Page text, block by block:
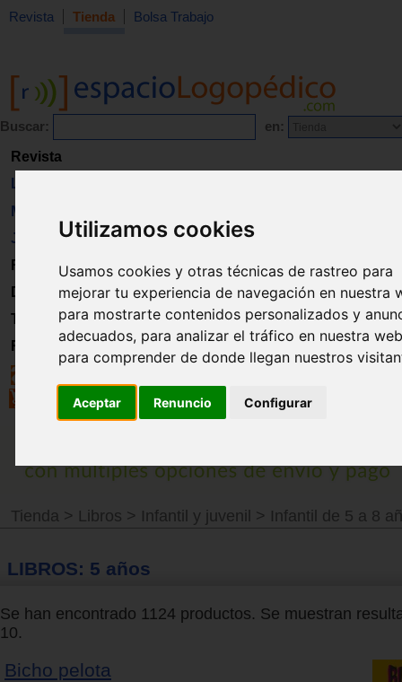
Utilizamos cookies
Usamos cookies y otras técnicas de rastreo para
mejorar tu experiencia de navegación en nuestra
para mostrarte contenidos personalizados y
adecuados, para analizar el tráfico en nuestra
para comprender de donde llegan nuestros
Aceptar Renuncio Configurar
Revista Tienda Bolsa Trabajo
Buscar: en:
Revista
Libros
Material
Juguetes
Formación
Directorio
Trabajo
Registro
Tienda > Libros > Infantil y juvenil > Infantil de 5 a 8
LIBROS: 5 años
Se han encontrado 1124 productos. Se muestran
10.
Bicho pelota